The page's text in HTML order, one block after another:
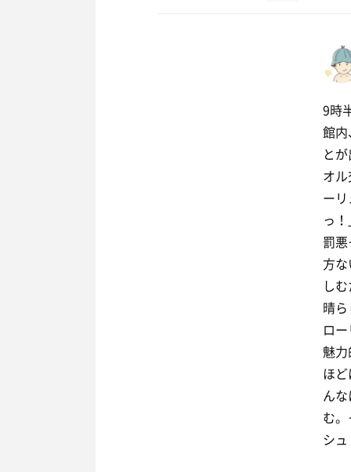
9時
館
と
オ
ー
っ
罰
方
し
晴
ロ
魅
ほ
ん
む
シ